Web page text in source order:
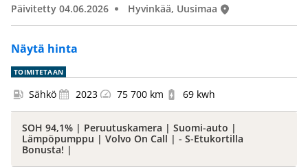
Näytä hinta
Päivitetty 04.06.2026
Hyvinkää, Uusimaa
TOIMITETAAN
Sähkö 2023 75 700 km 69 kwh
SOH 94,1% | Peruutuskamera | Suomi-auto |
Lämpöpumppu | Volvo On Call | - S-Etukortilla
Bonusta! |